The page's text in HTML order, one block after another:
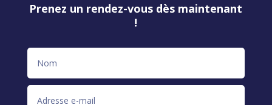
Prenez un rendez-vous dès maintenant
!